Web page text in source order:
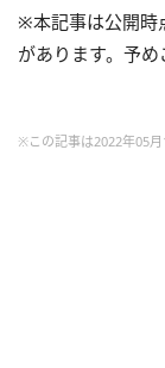
※本記事は公開時
があります。予め
※この記事は2022年05